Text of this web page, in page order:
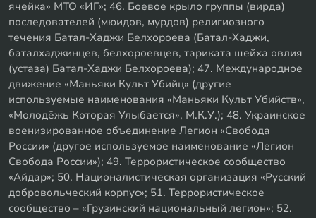
ячейка» МТО «ИГ»; 46. Боевое крыло группы (вирда)
последователей (мюидов, мурдов) религиозного
течения Батал-Хаджи Белхороева (Батал-Хаджи,
баталхаджинцев, белхороевцев, тариката шейха овлия
(устаза) Батал-Хаджи Белхороева); 47. Международное
движение «Маньяки Культ Убийц» (другие
используемые наименования «Маньяки Культ Убийств»,
«Молодёжь Которая Улыбается», М.К.У.); 48. Украинское
военизированное объединение Легион «Свобода
России» (другое используемое наименование «Легион
Свобода России»); 49. Террористическое сообщество
«Айдар»; 50. Националистическая организация «Русский
добровольческий корпус»; 51. Террористическое
сообщество – «Грузинский национальный легион»; 52.